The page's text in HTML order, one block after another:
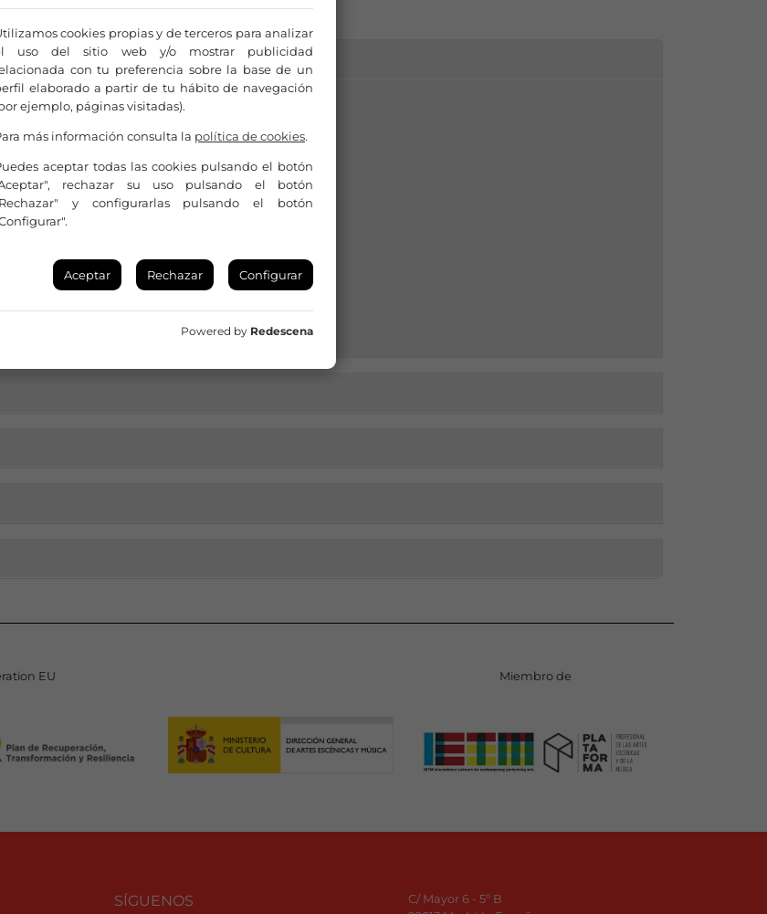
la que pertenece:
nerpio@diupalba.es
EU Miembro de
SÍGUENOS
C/ Mayor 6 - 5º B
cookies propias y de terceros para analizar
uso del sitio web y/o mostrar publicidad
con tu preferencia sobre la base de un
elaborado a partir de tu hábito de navegación
ejemplo, páginas visitadas).
más información consulta la política de cookies.
aceptar todas las cookies pulsando el botón
rechazar su uso pulsando el botón
y configurarlas pulsando el botón
Aceptar Rechazar Configurar
Powered by Redescena